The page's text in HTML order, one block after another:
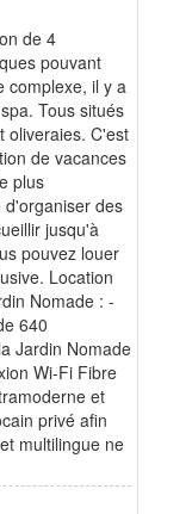
de 4
pouvant
complexe, il y a
Tous situés
oliveraies. C'est
de vacances
plus
d'organiser des
jusqu'à
pouvez louer
Location
Nomade : -
640
Jardin Nomade
Wi-Fi Fibre
et
privé afin
multilingue ne